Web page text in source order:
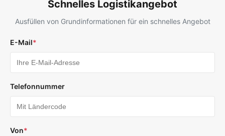
Schnelles Logistikangebot
Ausfüllen von Grundinformationen für ein schnelles Angebot
E-Mail*
Telefonnummer
Von*